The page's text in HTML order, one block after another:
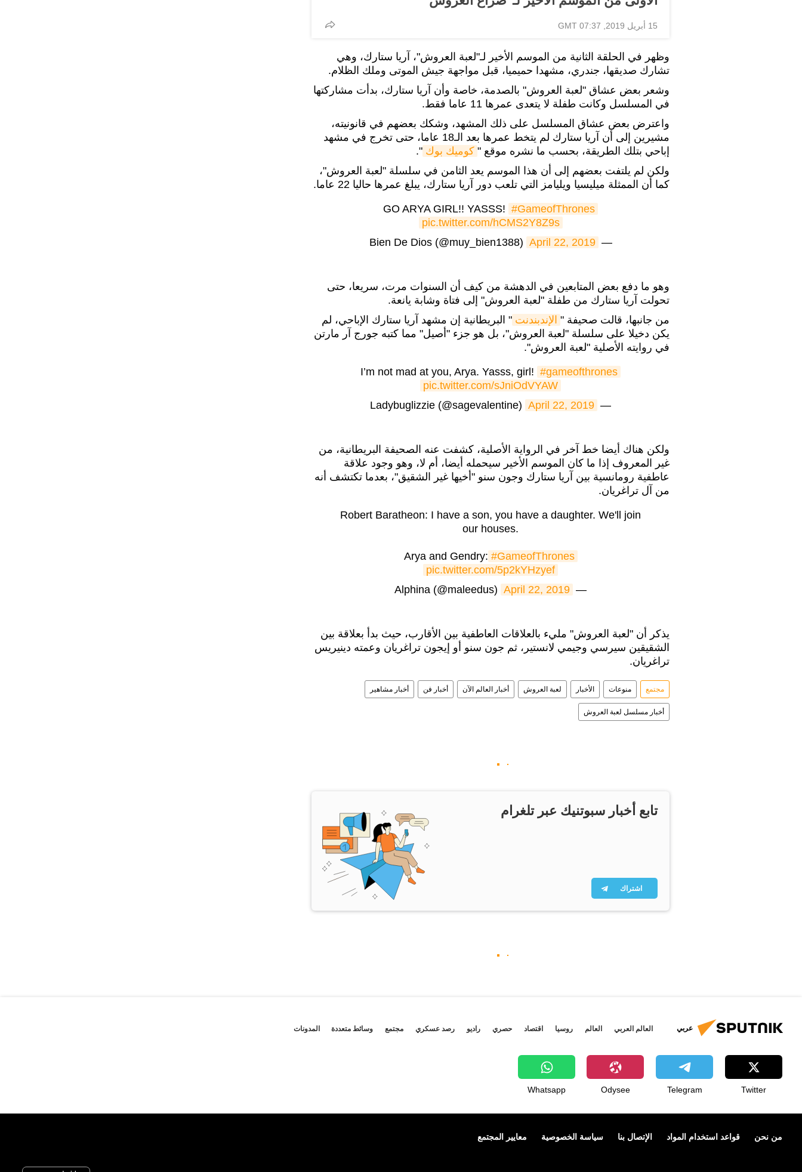
15 أبريل 2019, 07:37 GMT
وظهر في الحلقة الثانية من الموسم الأخير لـ"لعبة العروش"، آريا ستارك، وهي
تشارك صديقها، جندري، مشهدا حميميا، قبل مواجهة جيش الموتى وملك الظلام.
وشعر بعض عشاق "لعبة العروش" بالصدمة، خاصة وأن آريا ستارك، بدأت مشاركتها
في المسلسل وكانت طفلة لا يتعدى عمرها 11 عاما فقط.
واعترض بعض عشاق المسلسل على ذلك المشهد، وشكك بعضهم في قانونيته،
مشيرين إلى أن آريا ستارك لم يتخط عمرها بعد الـ18 عاما، حتى تخرج في مشهد
إباحي بتلك الطريقة، بحسب ما نشره موقع " كوميك بوك ".
ولكن لم يلتفت بعضهم إلى أن هذا الموسم يعد الثامن في سلسلة "لعبة العروش"،
كما أن الممثلة ميليسيا ويليامز التي تلعب دور آريا ستارك، يبلغ عمرها حاليا 22 عاما.
GO ARYA GIRL!! YASSS! #GameofThrones
pic.twitter.com/hCMS2Y8Z9s
— Bien De Dios (@muy_bien1388)
April 22, 2019
وهو ما دفع بعض المتابعين في الدهشة من كيف أن السنوات مرت، سريعا، حتى
تحولت آريا ستارك من طفلة "لعبة العروش" إلى فتاة وشابة يانعة.
من جانبها، قالت صحيفة " الإندبندنت " البريطانية إن مشهد آريا ستارك الإباحي، لم
يكن دخيلا على سلسلة "لعبة العروش"، بل هو جزء "أصيل" مما كتبه جورج آر مارتن
في روايته الأصلية "لعبة العروش".
I’m not mad at you, Arya. Yasss, girl! #gameofthrones
pic.twitter.com/sJniOdVYAW
— Ladybuglizzie (@sagevalentine)
April 22, 2019
ولكن هناك أيضا خط آخر في الرواية الأصلية، كشفت عنه الصحيفة البريطانية، من
غير المعروف إذا ما كان الموسم الأخير سيحمله أيضا، أم لا، وهو وجود علاقة
عاطفية رومانسية بين آريا ستارك وجون سنو "أخيها غير الشقيق"، بعدما تكتشف أنه
من آل تراغريان.
Robert Baratheon: I have a son, you have a daughter. We'll join
our houses.
Arya and Gendry: #GameofThrones
pic.twitter.com/5p2kYHzyef
— Alphina (@maleedus)
April 22, 2019
يذكر أن "لعبة العروش" مليء بالعلاقات العاطفية بين الأقارب، حيث بدأ بعلاقة بين
الشقيقين سيرسي وجيمي لانستير، ثم جون سنو أو إيجون تراغريان وعمته دينيريس
تراغريان.
مجتمع منوعات الأخبار لعبة العروش أخبار العالم الآن أخبار فن أخبار مشاهير
أخبار مسلسل لعبة العروش
تابع أخبار سبوتنيك عبر تلغرام
اشتراك
عربي العالم العربي العالم روسيا اقتصاد حصري راديو رصد عسكري مجتمع وسائط متعددة المدونات
Twitter
Telegram
Odysee
Whatsapp
من نحن قواعد استخدام المواد الإتصال بنا سياسة الخصوصية معايير المجتمع